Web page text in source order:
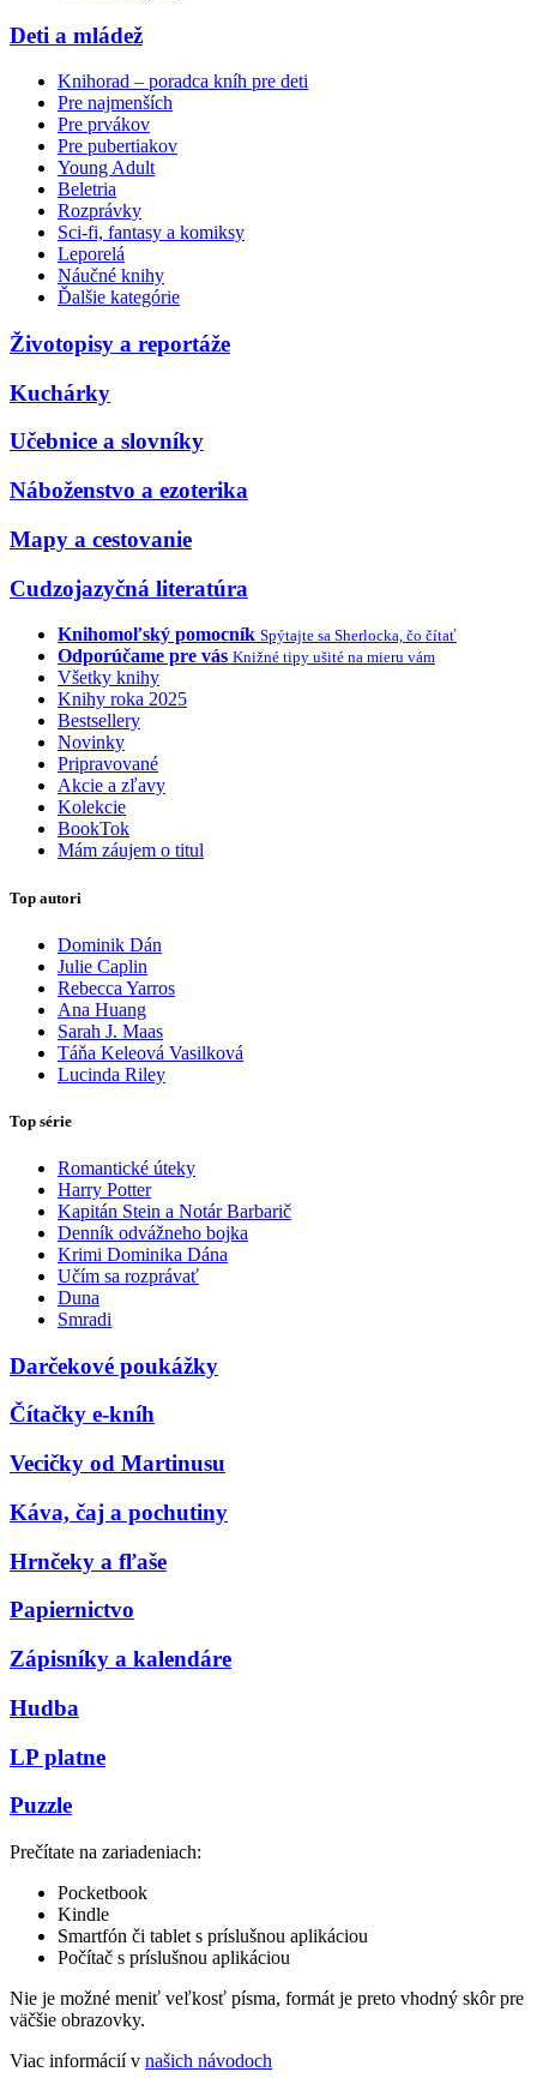
Deti a mládež
Knihorad – poradca kníh pre deti
Pre najmenších
Pre prvákov
Pre pubertiakov
Young Adult
Beletria
Rozprávky
Sci-fi, fantasy a komiksy
Leporelá
Náučné knihy
Ďalšie kategórie
Životopisy a reportáže
Kuchárky
Učebnice a slovníky
Náboženstvo a ezoterika
Mapy a cestovanie
Cudzojazyčná literatúra
Knihomoľský pomocník Spýtajte sa Sherlocka, čo čítať
Odporúčame pre vás Knižné tipy ušité na mieru vám
Všetky knihy
Knihy roka 2025
Bestsellery
Novinky
Pripravované
Akcie a zľavy
Kolekcie
BookTok
Mám záujem o titul
Top autori
Dominik Dán
Julie Caplin
Rebecca Yarros
Ana Huang
Sarah J. Maas
Táňa Keleová Vasilková
Lucinda Riley
Top série
Romantické úteky
Harry Potter
Kapitán Stein a Notár Barbarič
Denník odvážneho bojka
Krimi Dominika Dána
Učím sa rozprávať
Duna
Smradi
Darčekové poukážky
Čítačky e-kníh
Vecičky od Martinusu
Káva, čaj a pochutiny
Hrnčeky a fľaše
Papiernictvo
Zápisníky a kalendáre
Hudba
LP platne
Puzzle
Prečítate na zariadeniach:
Pocketbook
Kindle
Smartfón či tablet s príslušnou aplikáciou
Počítač s príslušnou aplikáciou
Nie je možné meniť veľkosť písma, formát je preto vhodný skôr pre
väčšie obrazovky.
Viac informácií v našich návodoch